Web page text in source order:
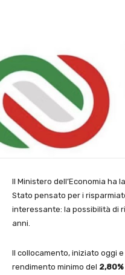
Il Ministero dell’Economia ha
Stato pensato per i
interessante: la possibilità di
anni.
Il collocamento, iniziato oggi
rendimento minimo del